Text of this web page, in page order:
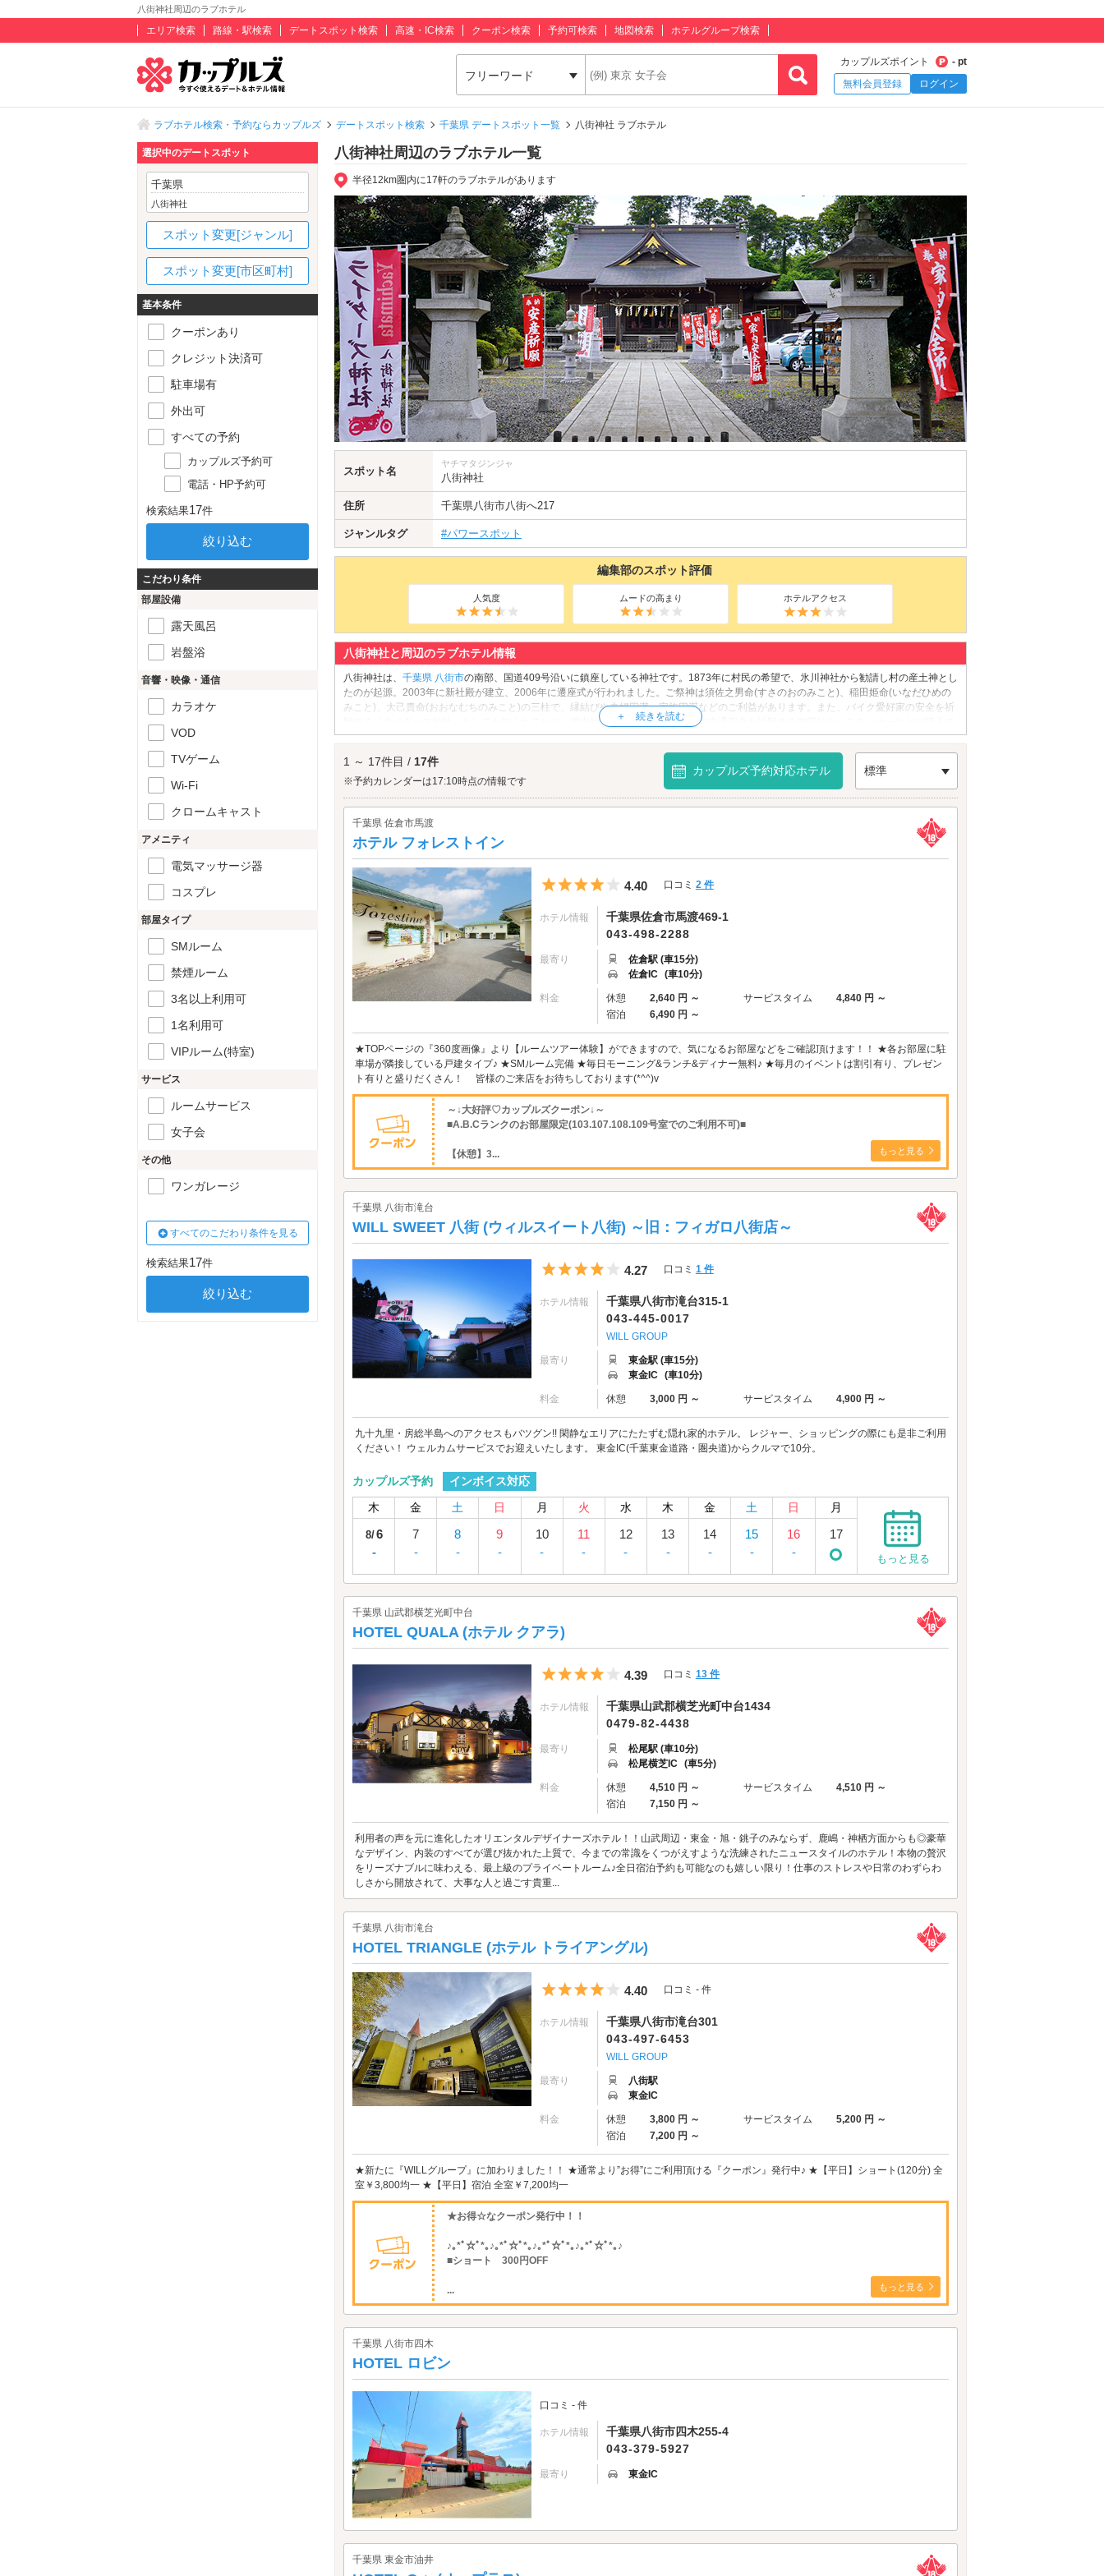
八街神社周辺のラブホテル
エリア検索 路線・駅検索 デートスポット検索 高速・IC検索 クーポン検索 予約可検索 地図検索 ホテルグループ検索
フリーワード
カップルズポイント
- pt
無料会員登録
ログイン
ラブホテル検索・予約ならカップルズ デートスポット検索 千葉県 デートスポット一覧 八街神社 ラブホテル
八街神社周辺のラブホテル一覧
半径12km圏内に17軒のラブホテルがあります
スポット名
ヤチマタジンジャ
八街神社
住所 千葉県八街市八街へ217
ジャンルタグ #パワースポット
編集部のスポット評価
人気度 ムードの高まり ホテルアクセス
八街神社と周辺のラブホテル情報
八街神社は、 千葉県 八街市の南部、国道409号沿いに鎮座している神社です。1873年に村民の希望で、氷川神社から勧請し村の産土神とし
たのが起源。2003年に新社殿が建立、2006年に遷座式が行われました。ご祭神は須佐之男命(すさのおのみこと)、稲田姫命(いなだひめの
みこと)、大己貴命(おおなむちのみこと)の三柱で、縁結びや夫婦円満、家族円満などのご利益があります。また、バイク愛好家の安全を祈
願する「ライダース神社」としても知られており、境内社務所ではライダーさんの交通安全を祈願する御守りや、ステッカーなどが購入で
きます。また、広々とした駐車場はツーリング中の方にも好評です。
からもアクセスが便利です。
1 ～ 17件目 / 17件
※予約カレンダーは17:10時点の情報です
カップルズ予約対応ホテル 標準
千葉県 佐倉市馬渡
ホテル フォレストイン
5つ星のうち4
4.40 口コミ 2 件
ホテル情報
千葉県佐倉市馬渡469-1
043-498-2288
最寄り
佐倉駅 (車15分)
佐倉IC (車10分)
料金 休憩 2,640 円 ～ サービスタイム
4,840 円 ～
宿泊
6,490 円 ～
★TOPページの『360度画像』より【ルームツアー体験】ができますので、気になるお部屋などをご確認頂けます！！ ★各お部屋に駐
車場が隣接している戸建タイプ♪ ★SMルーム完備 ★毎日モーニング&ランチ&ディナー無料♪ ★毎月のイベントは割引有り、プレゼン
ト有りと盛りだくさん！ 皆様のご来店をお待ちしております(*^^)v
～↓大好評♡カップルズクーポン↓～
■A.B.Cランクのお部屋限定(103.107.108.109号室でのご利用不可)■
【休憩】3... もっと見る
千葉県 八街市滝台
WILL SWEET 八街 (ウィルスイート八街) ～旧：フィガロ八街店～
5つ星のうち4
4.27 口コミ 1 件
ホテル情報
千葉県八街市滝台315-1
043-445-0017
WILL GROUP
最寄り
東金駅 (車15分)
東金IC (車10分)
料金 休憩 3,000 円 ～ サービスタイム 4,900 円 ～
九十九里・房総半島へのアクセスもバツグン!! 閑静なエリアにたたずむ隠れ家的ホテル。 レジャー、ショッピングの際にも是非ご利用
ください！ ウェルカムサービスでお迎えいたします。 東金IC(千葉東金道路・圏央道)からクルマで10分。
カップルズ予約
インボイス対応
木
金 土 日 月 火 水 木 金 土 日 月
8/6
-
7
-
8
-
9
-
10
-
11
-
12
-
13
-
14
-
15
-
16
-
17
もっと見る
千葉県 山武郡横芝光町中台
HOTEL QUALA (ホテル クアラ)
5つ星のうち4
4.39 口コミ 13 件
ホテル情報
千葉県山武郡横芝光町中台1434
0479-82-4438
最寄り
松尾駅 (車10分)
松尾横芝IC (車5分)
料金 休憩 4,510 円 ～ サービスタイム
4,510 円 ～
宿泊
7,150 円 ～
利用者の声を元に進化したオリエンタルデザイナーズホテル！！山武周辺・東金・旭・銚子のみならず、鹿嶋・神栖方面からも◎豪華
なデザイン、内装のすべてが選び抜かれた上質で、今までの常識をくつがえすような洗練されたニュースタイルのホテル！本物の贅沢
をリーズナブルに味わえる、最上級のプライベートルーム♪全日宿泊予約も可能なのも嬉しい限り！仕事のストレスや日常のわずらわ
しさから開放されて、大事な人と過ごす貴重...
千葉県 八街市滝台
HOTEL TRIANGLE (ホテル トライアングル)
5つ星のうち4
4.40 口コミ - 件
ホテル情報
千葉県八街市滝台301
043-497-6453
WILL GROUP
最寄り
八街駅
東金IC
料金 休憩 3,800 円 ～ サービスタイム
5,200 円 ～
宿泊
7,200 円 ～
★新たに『WILLグループ』に加わりました！！ ★通常より”お得”にご利用頂ける『クーポン』発行中♪ ★【平日】ショート(120分) 全
室￥3,800均一 ★【平日】宿泊 全室￥7,200均一
★お得☆なクーポン発行中！！
♪｡*ﾟ☆ﾟ*｡♪｡*ﾟ☆ﾟ*｡♪｡*ﾟ☆ﾟ*｡♪｡*ﾟ☆ﾟ*｡♪
■ショート 300円OFF
... もっと見る
千葉県 八街市四木
HOTEL ロビン
口コミ - 件
ホテル情報
千葉県八街市四木255-4
043-379-5927
最寄り 東金IC
千葉県 東金市油井
選択中のデートスポット
千葉県
八街神社
スポット変更[ジャンル]
スポット変更[市区町村]
基本条件
クーポンあり
クレジット決済可
駐車場有
外出可
すべての予約
カップルズ予約可
電話・HP予約可
検索結果17件
こだわり条件
部屋設備
露天風呂
岩盤浴
音響・映像・通信
カラオケ
VOD
TVゲーム
Wi-Fi
クロームキャスト
アメニティ
電気マッサージ器
コスプレ
部屋タイプ
SMルーム
禁煙ルーム
3名以上利用可
1名利用可
VIPルーム(特室)
サービス
ルームサービス
女子会
その他
ワンガレージ
すべてのこだわり条件を見る
検索結果17件